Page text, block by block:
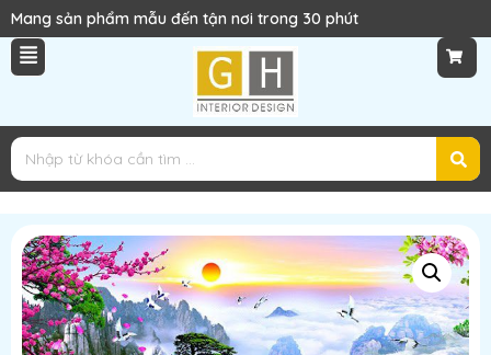
Mang sản phẩm mẫu đến tận nơi trong 30 phút